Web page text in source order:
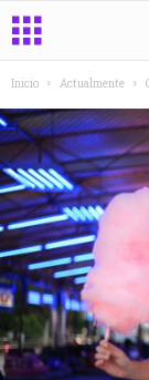
Inicio Actualmente